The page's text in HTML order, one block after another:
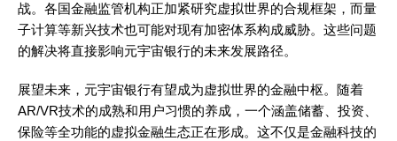
战。各国金融监管机构正加紧研究虚拟世界的合规框架，而量
子计算等新兴技术也可能对现有加密体系构成威胁。这些问题
的解决将直接影响元宇宙银行的未来发展路径。
展望未来，元宇宙银行有望成为虚拟世界的金融中枢。随着
AR/VR技术的成熟和用户习惯的养成，一个涵盖储蓄、投资、
保险等全功能的虚拟金融生态正在形成。这不仅是金融科技的